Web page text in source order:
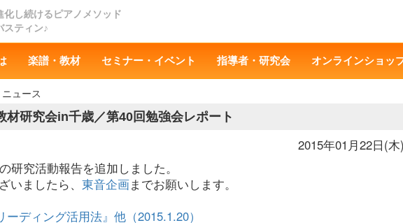
化し続けるピアノメソッド
スティン♪
楽譜・教材 セミナー・イベント 指導者・研究会 オンラインショッ
ニュース
材研究会in千歳／第40回勉強会レポート
2015年01月22日(木)
研究活動報告を追加しました。
いましたら、 東音企画までお願いします。
ディング活用法』他（2015.1.20）